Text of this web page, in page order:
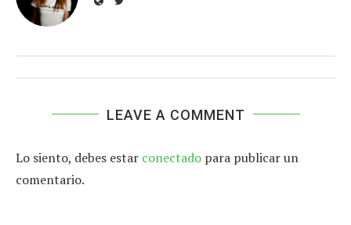
LEAVE A COMMENT
Lo siento, debes estar conectado para publicar un
comentario.